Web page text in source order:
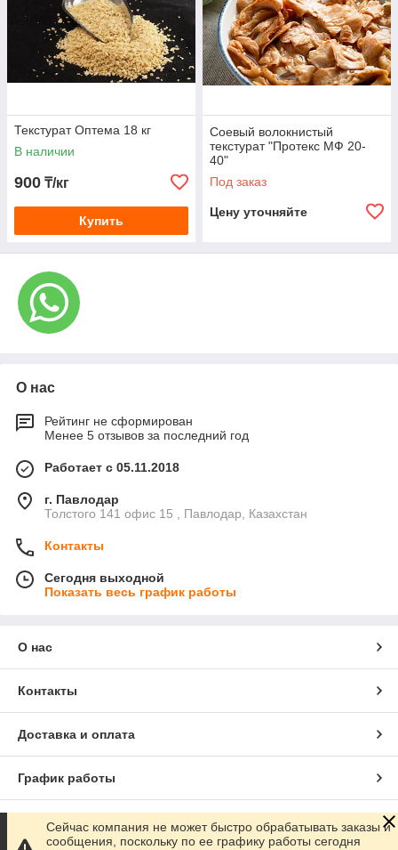
Текстурат Оптема 18 кг
В наличии
900 ₸/кг
Купить
Соевый волокнистый
текстурат "Протекс МФ 20-
40"
Под заказ
Цену уточняйте
О нас
Рейтинг не сформирован
Менее 5 отзывов за последний год
Работает с 05.11.2018
г. Павлодар
Толстого 141 офис 15 , Павлодар, Казахстан
Контакты
Сегодня выходной
Показать весь график работы
О нас
Контакты
Доставка и оплата
График работы
Полная версия сайта
Сейчас компания не может быстро обрабатывать заказы и
сообщения, поскольку по ее графику работы сегодня